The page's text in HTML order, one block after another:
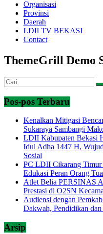
Organisasi
Provinsi
Daerah
LDII TV BEKASI
Contact
ThemeGrill Demo
Pos-pos Terbaru
Kenalkan Mitigasi
Sukaraya Sambangi
LDII Kabupaten Bekasi
Idul Adha 1447 H,
Sosial
PC LDII Cikarang Timur
Edukasi Peran Orang
Atlet Belia PERSINAS
Prestasi di O2SN
Audiensi dengan
Dakwah, Pendidikan
Arsip